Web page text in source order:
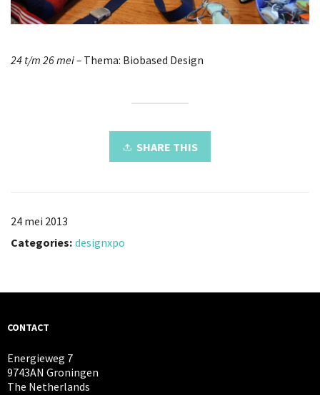
24 t/m 26 mei – Thema: Biobased Design
SHARE THIS
24 mei 2013
Categories: designxpo
CONTACT
Energieweg 7
9743AN Groningen
The Netherlands